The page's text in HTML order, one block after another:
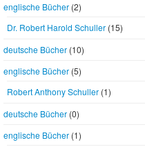
englische Bücher (2)
Dr. Robert Harold Schuller (15)
deutsche Bücher (10)
englische Bücher (5)
Robert Anthony Schuller (1)
deutsche Bücher (0)
englische Bücher (1)